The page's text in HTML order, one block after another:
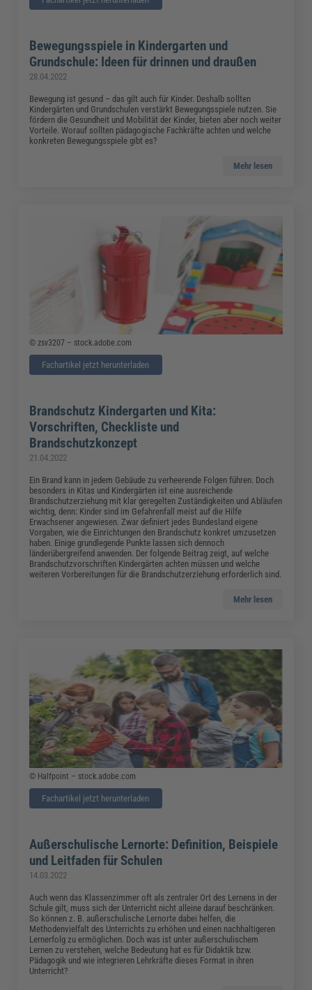
Bewegungsspiele in Kindergarten und
Grundschule: Ideen für drinnen und draußen
28.04.2022
Bewegung ist gesund – das gilt auch für Kinder. Deshalb sollten
Kindergärten und Grundschulen verstärkt Bewegungsspiele nutzen. Sie
fördern die Gesundheit und Mobilität der Kinder, bieten aber noch weiter
Vorteile. Worauf sollten pädagogische Fachkräfte achten und welche
konkreten Bewegungsspiele gibt es?
Mehr lesen
© zsv3207 – stock.adobe.com
Fachartikel jetzt herunterladen
Brandschutz Kindergarten und Kita:
Vorschriften, Checkliste und
Brandschutzkonzept
21.04.2022
Ein Brand kann in jedem Gebäude zu verheerende Folgen führen. Doch
besonders in Kitas und Kindergärten ist eine ausreichende
Brandschutzerziehung mit klar geregelten Zuständigkeiten und Abläufen
wichtig, denn: Kinder sind im Gefahrenfall meist auf die Hilfe
Erwachsener angewiesen. Zwar definiert jedes Bundesland eigene
Vorgaben, wie die Einrichtungen den Brandschutz konkret umzusetzen
haben. Einige grundlegende Punkte lassen sich dennoch
länderübergreifend anwenden. Der folgende Beitrag zeigt, auf welche
Brandschutzvorschriften Kindergärten achten müssen und welche
weiteren Vorbereitungen für die Brandschutzerziehung erforderlich sind.
Mehr lesen
© Halfpoint – stock.adobe.com
Fachartikel jetzt herunterladen
Außerschulische Lernorte: Definition, Beispiele
und Leitfaden für Schulen
14.03.2022
Auch wenn das Klassenzimmer oft als zentraler Ort des Lernens in der
Schule gilt, muss sich der Unterricht nicht alleine darauf beschränken.
So können z. B. außerschulische Lernorte dabei helfen, die
Methodenvielfalt des Unterrichts zu erhöhen und einen nachhaltigeren
Lernerfolg zu ermöglichen. Doch was ist unter außerschulischem
Lernen zu verstehen, welche Bedeutung hat es für Didaktik bzw.
Pädagogik und wie integrieren Lehrkräfte dieses Format in ihren
Unterricht?